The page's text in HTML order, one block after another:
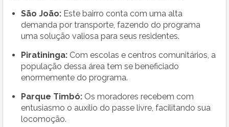
São João: Este bairro conta com uma alta
demanda por transporte, fazendo do programa
uma solução valiosa para seus residentes.
Piratininga: Com escolas e centros comunitários, a
população dessa área tem se beneficiado
enormemente do programa.
Parque Timbó: Os moradores recebem com
entusiasmo o auxílio do passe livre, facilitando sua
locomoção.